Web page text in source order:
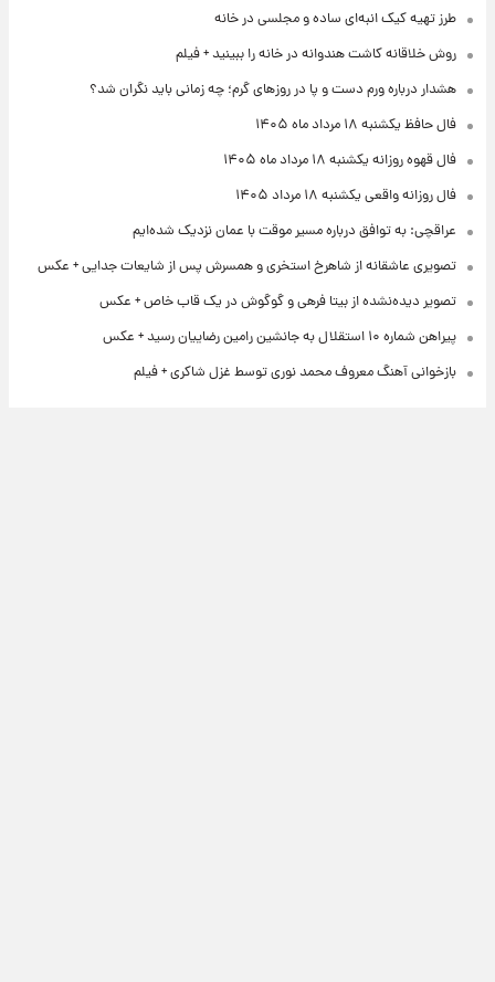
طرز تهیه کیک انبه‌ای ساده و مجلسی در خانه
روش خلاقانه کاشت هندوانه در خانه را ببینید + فیلم
هشدار درباره ورم دست و پا در روزهای گرم؛ چه زمانی باید نگران شد؟
فال حافظ یکشنبه ۱۸ مرداد ماه ۱۴۰۵
فال قهوه روزانه یکشنبه ۱۸ مرداد ماه ۱۴۰۵
فال روزانه واقعی یکشنبه ۱۸ مرداد ۱۴۰۵
عراقچی: به توافق درباره مسیر موقت با عمان نزدیک شده‌ایم
تصویری عاشقانه از شاهرخ استخری و همسرش پس از شایعات جدایی + عکس
تصویر دیده‌نشده از بیتا فرهی و گوگوش در یک قاب خاص + عکس
پیراهن شماره ۱۰ استقلال به جانشین رامین رضاییان رسید + عکس
بازخوانی آهنگ معروف محمد نوری توسط غزل شاکری + فیلم